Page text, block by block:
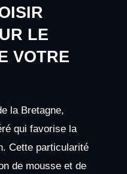
LE
VOTRE
la Bretagne,
qui favorise la
Cette particularité
de mousse et de